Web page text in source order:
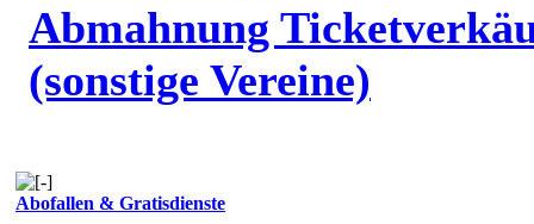
Abmahnung
(sonstige Vereine)
Abofallen & Gratisdienste